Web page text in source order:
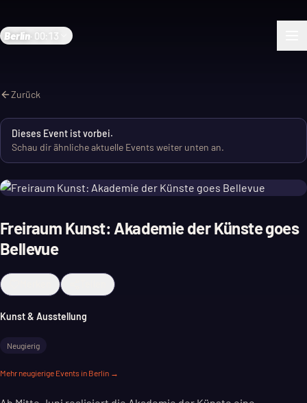
Berlin 00:13
Zurück
Dieses Event ist vorbei.
Schau dir ähnliche aktuelle Events weiter unten an.
Freiraum Kunst: Akademie der Künste goes
Bellevue
Kunst & Ausstellung
Neugierig
Mehr neugierige Events in Berlin →